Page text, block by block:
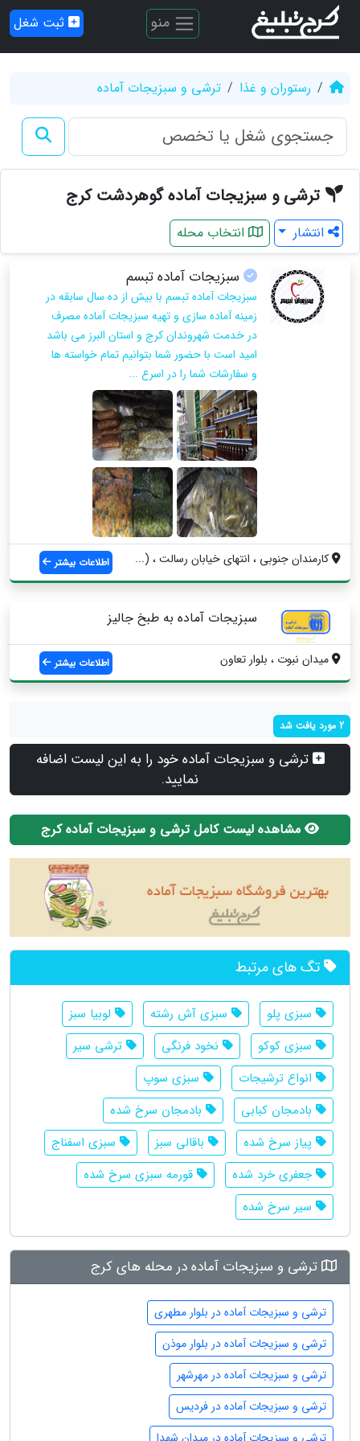
منو ثبت شغل
رستوران و غذا ترشی و سبزیجات آماده
ترشی و سبزیجات آماده گوهردشت کرج
انتشار انتخاب محله
سبزیجات آماده تبسم
سبزیجات آماده تبسم با بیش از ده سال سابقه در
زمینه آماده سازی و تهیه سبزیجات آماده مصرف
در خدمت شهروندان کرج و استان البرز می باشد
امید است با حضور شما بتوانیم تمام خواسته ها
و سفارشات شما را در اسرع ...
کارمندان جنوبی ، انتهای خیابان رسالت ، (... اطلاعات بیشتر
سبزیجات آماده به طبخ جالیز
میدان نبوت ، بلوار تعاون اطلاعات بیشتر
2 مورد یافت شد
ترشی و سبزیجات آماده خود را به این لیست اضافه
نمایید.
مشاهده لیست کامل ترشی و سبزیجات آماده کرج
تگ های مرتبط
سبزی پلو سبزی آش رشته
لوبیا سبز
سبزی کوکو
نخود فرنگی
ترشی سیر
انواع ترشیجات
سبزی سوپ
بادمجان کبابی
بادمجان سرخ شده
پیاز سرخ شده
باقالی سبز
سبزی اسفناج
جعفری خرد شده
قورمه سبزی سرخ شده
سیر سرخ شده
ترشی و سبزیجات آماده در محله های کرج
ترشی و سبزیجات آماده در بلوار مطهری
ترشی و سبزیجات آماده در بلوار موذن
ترشی و سبزیجات آماده در مهرشهر
ترشی و سبزیجات آماده در فردیس